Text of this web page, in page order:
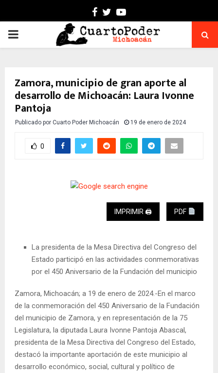
Facebook
TwitterYoutube
PRIMARY
Zamora, municipio de gran aporte al
desarrollo de Michoacán: Laura Ivonne
Pantoja
Publicado por Cuarto Poder Michoacán 19 de enero de 2024
0
IMPRIMIR 🖨 PDF
La presidenta de la Mesa Directiva del Congreso del
Estado participó en las actividades conmemorativas
por el 450 Aniversario de la Fundación del municipio
Zamora, Michoacán; a 19 de enero de 2024.-En el marco
de la conmemoración del 450 Aniversario de la Fundación
del municipio de Zamora, y en representación de la 75
Legislatura, la diputada Laura Ivonne Pantoja Abascal,
presidenta de la Mesa Directiva del Congreso del Estado,
destacó la importante aportación de este municipio al
desarrollo económico, social, cultural y político de